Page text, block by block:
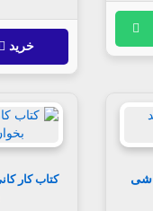
خرید
جلد 8:نقاشی